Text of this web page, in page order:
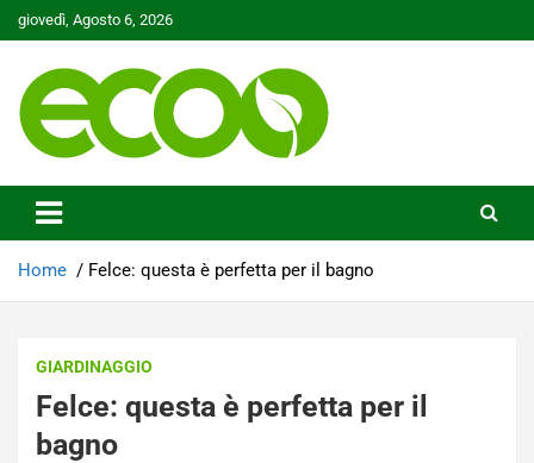
Skip
to
giovedì, Agosto 6, 2026
Ecoo.it
Home Felce: questa è perfetta per il bagno
GIARDINAGGIO
Felce: questa è perfetta per il
bagno